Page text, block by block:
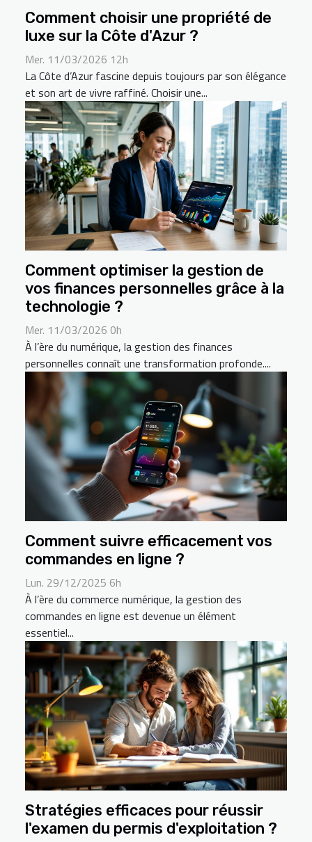
Comment choisir une propriété de
luxe sur la Côte d'Azur ?
Mer. 11/03/2026 12h
La Côte d’Azur fascine depuis toujours par son élégance
et son art de vivre raffiné. Choisir une...
Comment optimiser la gestion de
vos finances personnelles grâce à la
technologie ?
Mer. 11/03/2026 0h
À l’ère du numérique, la gestion des finances
personnelles connaît une transformation profonde....
Comment suivre efficacement vos
commandes en ligne ?
Lun. 29/12/2025 6h
À l’ère du commerce numérique, la gestion des
commandes en ligne est devenue un élément
essentiel...
Stratégies efficaces pour réussir
l'examen du permis d'exploitation ?